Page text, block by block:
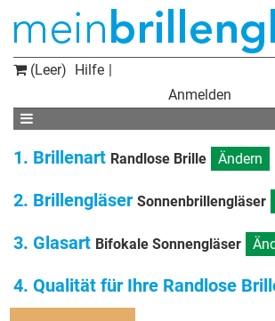
(Leer) Hilfe
Anmelden
1. Brillenart Randlose Brille Ändern
2. Brillengläser Sonnenbrillengläser
3. Glasart Bifokale Sonnengläser
4. Qualität für Ihre Randlose